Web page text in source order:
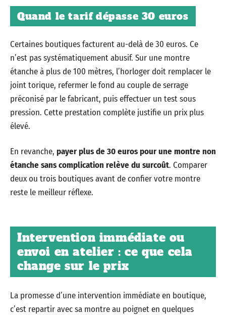
Quand le tarif dépasse 30 euros
Certaines boutiques facturent au-delà de 30 euros. Ce
n’est pas systématiquement abusif. Sur une montre
étanche à plus de 100 mètres, l’horloger doit remplacer le
joint torique, refermer le fond au couple de serrage
préconisé par le fabricant, puis effectuer un test sous
pression. Cette prestation complète justifie un prix plus
élevé.
En revanche, payer plus de 30 euros pour une montre non
étanche sans complication relève du surcoût. Comparer
deux ou trois boutiques avant de confier votre montre
reste le meilleur réflexe.
Intervention immédiate ou
envoi en atelier : ce que cela
change sur le prix
La promesse d’une intervention immédiate en boutique,
c’est repartir avec sa montre au poignet en quelques